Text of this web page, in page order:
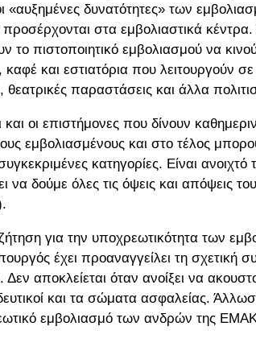
«αυξημένες δυνατότητες» των
στα εμβολιαστικά
το πιστοποιητικό εμβολιασμού να
και εστιατόρια που λειτουργούν
παραστάσεις και άλλα
οι επιστήμονες που δίνουν
εμβολιασμένους και στο τέλος
κατηγορίες. Είναι
να δούμε όλες τις όψεις και απόψεις
για την υποχρεωτικότητα των
έχει προαναγγείλει τη σχετική
αποκλείεται όταν ανοίξει να
και τα σώματα ασφαλείας.
εμβολιασμό των ανδρών της